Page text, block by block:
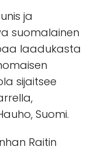
ja
suomalainen
laadukasta
sijaitsee
Suomi.
Raitin